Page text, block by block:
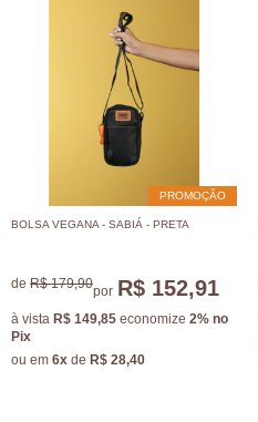
PROMOÇÃO
BOLSA VEGANA - SABIÁ - PRETA
de R$ 179,90por R$ 152,91
à vista R$ 149,85 economize 2% no
Pix
ou em 6x de R$ 28,40